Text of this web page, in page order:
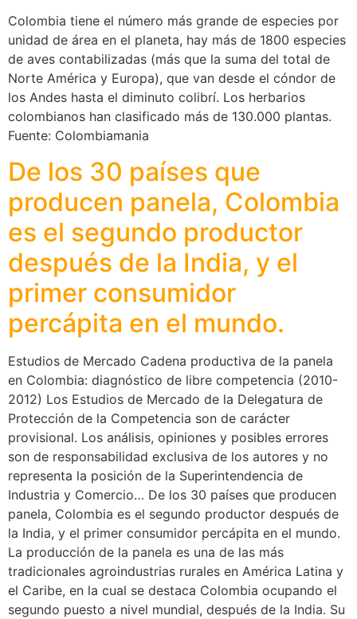
Colombia tiene el número más grande de especies por
unidad de área en el planeta, hay más de 1800 especies
de aves contabilizadas (más que la suma del total de
Norte América y Europa), que van desde el cóndor de
los Andes hasta el diminuto colibrí. Los herbarios
colombianos han clasificado más de 130.000 plantas.
Fuente: Colombiamania
De los 30 países que
producen panela, Colombia
es el segundo productor
después de la India, y el
primer consumidor
percápita en el mundo.
Estudios de Mercado Cadena productiva de la panela
en Colombia: diagnóstico de libre competencia (2010-
2012) Los Estudios de Mercado de la Delegatura de
Protección de la Competencia son de carácter
provisional. Los análisis, opiniones y posibles errores
son de responsabilidad exclusiva de los autores y no
representa la posición de la Superintendencia de
Industria y Comercio… De los 30 países que producen
panela, Colombia es el segundo productor después de
la India, y el primer consumidor percápita en el mundo.
La producción de la panela es una de las más
tradicionales agroindustrias rurales en América Latina y
el Caribe, en la cual se destaca Colombia ocupando el
segundo puesto a nivel mundial, después de la India. Su